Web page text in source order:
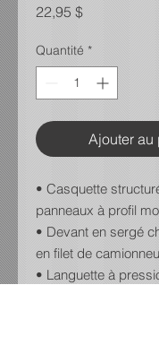
22,95 $Prix
Quantité *
Ajouter au
• Casquette
panneaux à profil
• Devant en sergé
en filet de
• Languette à